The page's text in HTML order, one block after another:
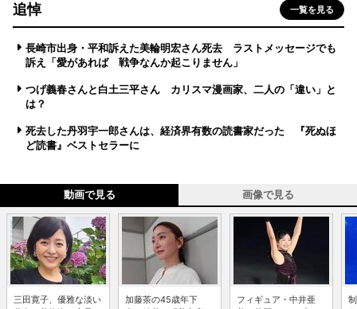
追悼 一覧を見る
長崎市出身・平和訴えた美輪明宏さん死去 ラストメッセージでも
訴え「愛があれば 戦争なんか起こりません」
つげ義春さんと白土三平さん カリスマ漫画家、二人の「違い」と
は？
死去した丹羽宇一郎さんは、経済界有数の読書家だった 『死ぬほ
ど読書』ベストセラーに
動画で見る 画像で見る
三田寛子、優雅な淡い
加藤茶の45歳年下
フィギュア・中井亜